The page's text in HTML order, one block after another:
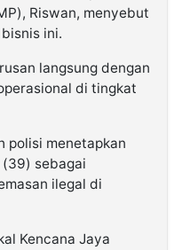
Riswan, menyebut
ini.
langsung dengan
di tingkat
polisi menetapkan
(39) sebagai
ilegal di
Kencana Jaya